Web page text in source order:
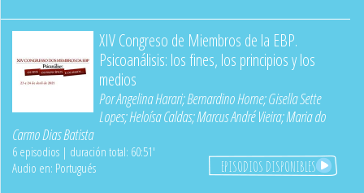
XIV Congreso de Miembros de la EBP.
Psicoanálisis: los fines, los principios y los
medios
PorAngelina Harari;Bernardino Horne;Gisella Sette
Lopes;Heloísa Caldas;Marcus André Vieira;Maria do
Carmo Dias Batista
6 episodios | duración total: 60:51'
Audio en: Portugués
EPISODIOS DISPONIBLES